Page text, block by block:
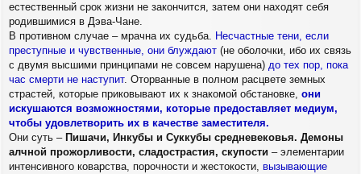
естественный срок жизни не закончится, затем они находят себя
родившимися в Дэва-Чане.
В противном случае – мрачна их судьба. Несчастные тени, если
преступные и чувственные, они блуждают (не оболочки, ибо их связь
с двумя высшими принципами не совсем нарушена) до тех пор, пока
час смерти не наступит. Оторванные в полном расцвете земных
страстей, которые приковывают их к знакомой обстановке, они
искушаются возможностями, которые предоставляет медиум,
чтобы удовлетворить их в качестве заместителя.
Они суть – Пишачи, Инкубы и Суккубы средневековья. Демоны
алчной прожорливости, сладострастия, скупости – элементарии
интенсивного коварства, порочности и жестокости, вызывающие